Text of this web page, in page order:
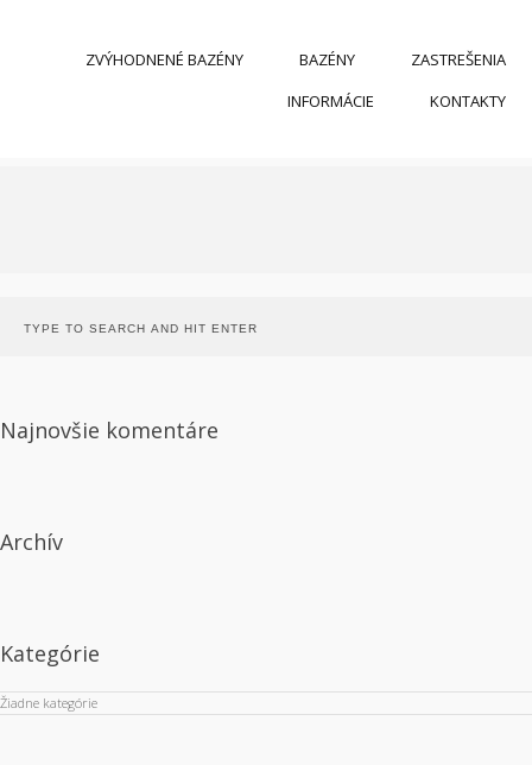
ZVÝHODNENÉ BAZÉNY BAZÉNY
ZASTREŠENIA
INFORMÁCIE
KONTAKTY
Najnovšie komentáre
Archív
Kategórie
Žiadne kategórie